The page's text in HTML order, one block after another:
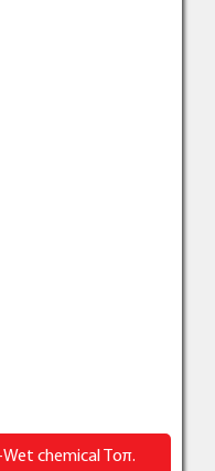
chemical Τοπ.